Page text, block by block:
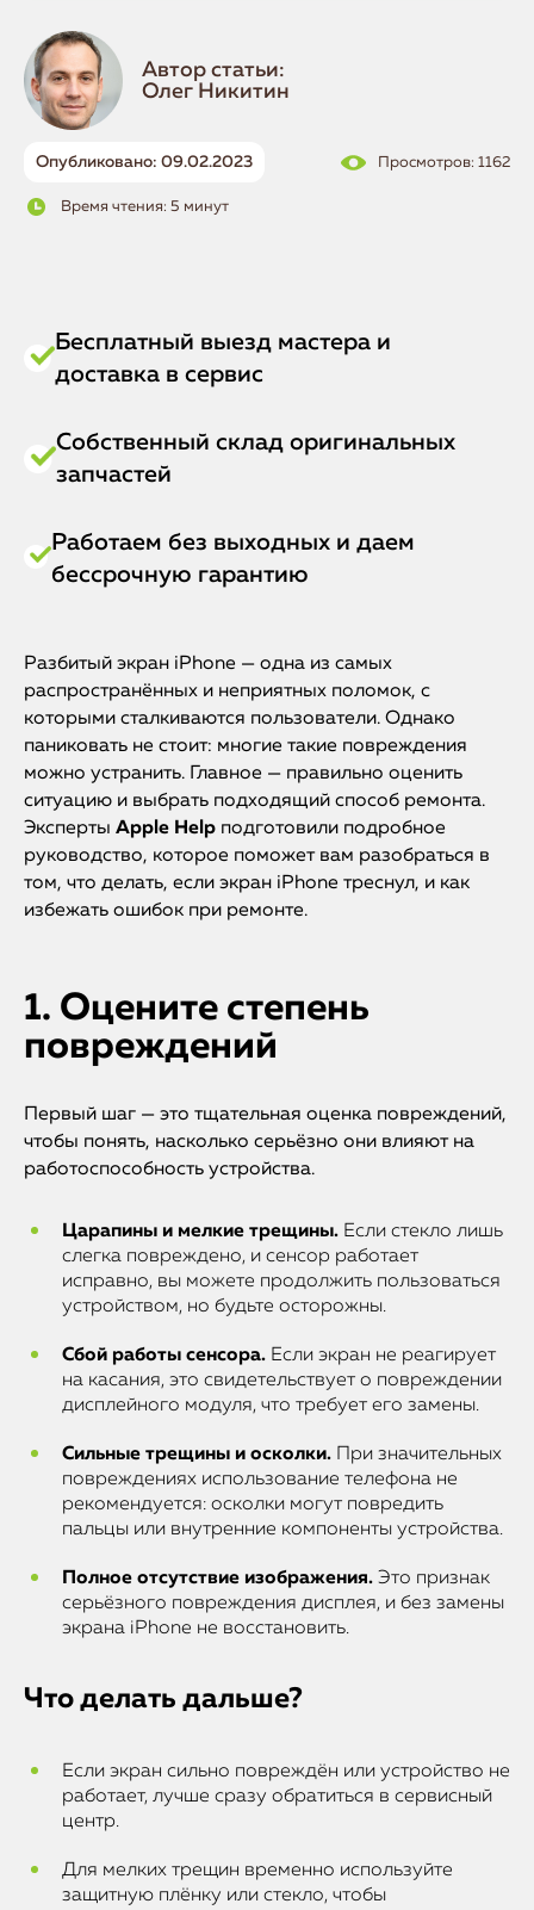
Автор статьи:
Олег Никитин
Опубликовано: 09.02.2023 Просмотров: 1162
Время чтения: 5 минут
Бесплатный выезд мастера и
доставка в сервис
Собственный склад оригинальных
запчастей
Работаем без выходных и даем
бессрочную гарантию
Разбитый экран iPhone — одна из самых
распространённых и неприятных поломок, с
которыми сталкиваются пользователи. Однако
паниковать не стоит: многие такие повреждения
можно устранить. Главное — правильно оценить
ситуацию и выбрать подходящий способ ремонта.
Эксперты Apple Help подготовили подробное
руководство, которое поможет вам разобраться в
том, что делать, если экран iPhone треснул, и как
избежать ошибок при ремонте.
1. Оцените степень
повреждений
Первый шаг — это тщательная оценка повреждений,
чтобы понять, насколько серьёзно они влияют на
работоспособность устройства.
Царапины и мелкие трещины. Если стекло лишь
слегка повреждено, и сенсор работает
исправно, вы можете продолжить пользоваться
устройством, но будьте осторожны.
Сбой работы сенсора. Если экран не реагирует
на касания, это свидетельствует о повреждении
дисплейного модуля, что требует его замены.
Сильные трещины и осколки. При значительных
повреждениях использование телефона не
рекомендуется: осколки могут повредить
пальцы или внутренние компоненты устройства.
Полное отсутствие изображения. Это признак
серьёзного повреждения дисплея, и без замены
экрана iPhone не восстановить.
Что делать дальше?
Если экран сильно повреждён или устройство не
работает, лучше сразу обратиться в сервисный
центр.
Для мелких трещин временно используйте
защитную плёнку или стекло, чтобы